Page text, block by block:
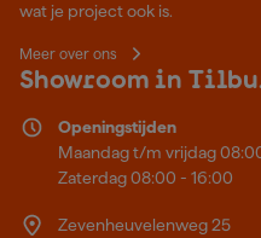
wat je project ook is.
Meer over ons
Showroom in
Openingstijden
Maandag t/m vrijdag
Zaterdag 08:00 - 16:00
Zevenheuvelenweg 25